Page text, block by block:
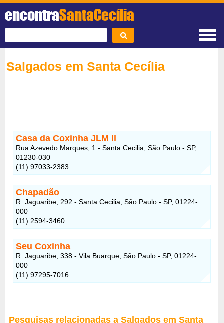
encontraSantaCecília
Salgados em Santa Cecília
Casa da Coxinha JLM ll
Rua Azevedo Marques, 1 - Santa Cecilia, São Paulo - SP,
01230-030
(11) 97033-2383
Chapadão
R. Jaguaribe, 292 - Santa Cecilia, São Paulo - SP, 01224-
000
(11) 2594-3460
Seu Coxinha
R. Jaguaribe, 338 - Vila Buarque, São Paulo - SP, 01224-
000
(11) 97295-7016
Pesquisas relacionadas a Salgados em Santa